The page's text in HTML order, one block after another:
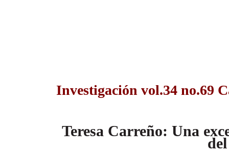
Investigación vol.34 no.69
Teresa Carreño: Una